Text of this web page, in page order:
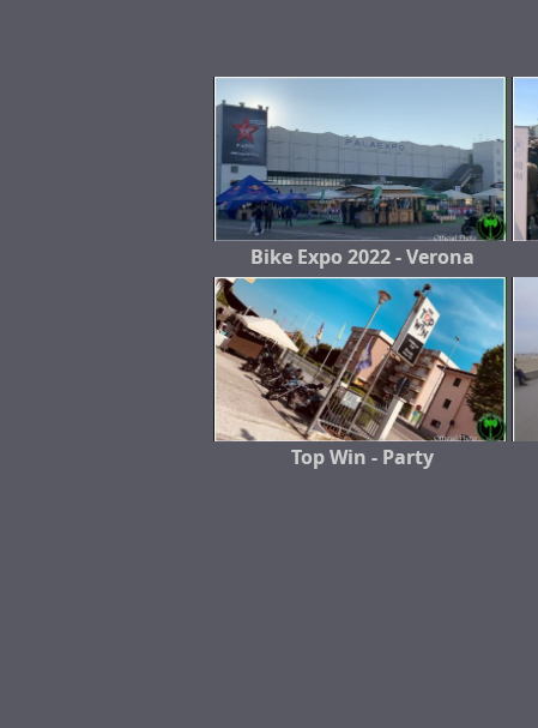
Bike Expo 2022 - Verona
Top Win - Party